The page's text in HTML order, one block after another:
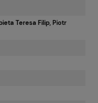
Teresa Filip, Piotr